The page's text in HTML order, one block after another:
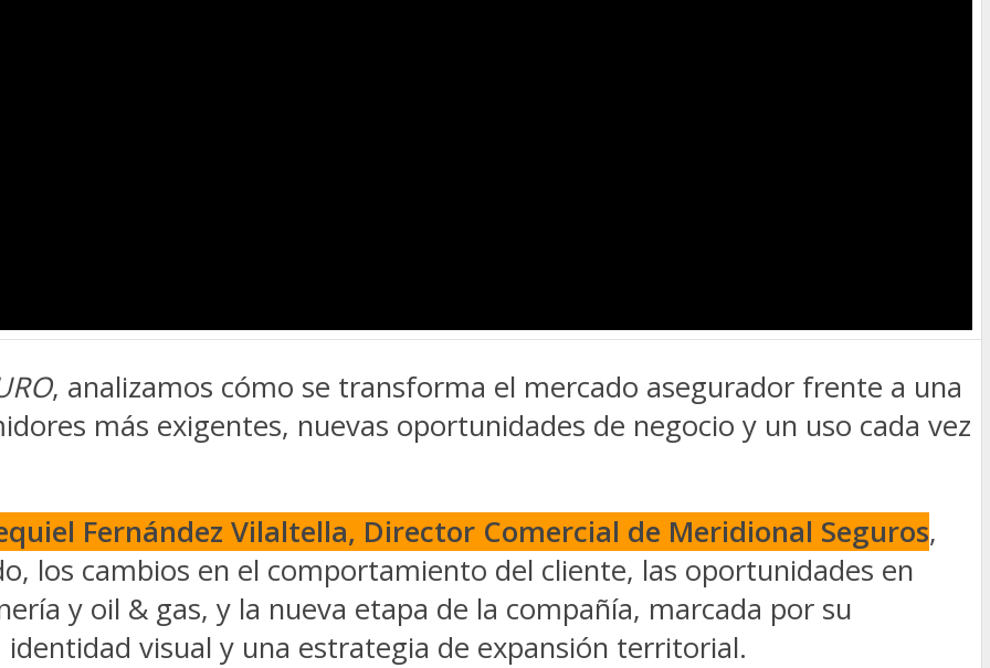
, analizamos cómo se transforma el mercado asegurador frente a una
más exigentes, nuevas oportunidades de negocio y un uso cada vez
Fernández Vilaltella, Director Comercial de Meridional Seguros,
los cambios en el comportamiento del cliente, las oportunidades en
y oil & gas, y la nueva etapa de la compañía, marcada por su
visual y una estrategia de expansión territorial.